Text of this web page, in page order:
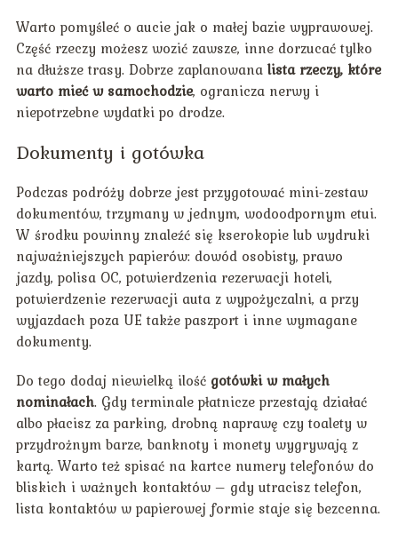
Warto pomyśleć o aucie jak o małej bazie wyprawowej.
Część rzeczy możesz wozić zawsze, inne dorzucać tylko
na dłuższe trasy. Dobrze zaplanowana lista rzeczy, które
warto mieć w samochodzie, ogranicza nerwy i
niepotrzebne wydatki po drodze.
Dokumenty i gotówka
Podczas podróży dobrze jest przygotować mini-zestaw
dokumentów, trzymany w jednym, wodoodpornym etui.
W środku powinny znaleźć się kserokopie lub wydruki
najważniejszych papierów: dowód osobisty, prawo
jazdy, polisa OC, potwierdzenia rezerwacji hoteli,
potwierdzenie rezerwacji auta z wypożyczalni, a przy
wyjazdach poza UE także paszport i inne wymagane
dokumenty.
Do tego dodaj niewielką ilość gotówki w małych
nominałach. Gdy terminale płatnicze przestają działać
albo płacisz za parking, drobną naprawę czy toalety w
przydrożnym barze, banknoty i monety wygrywają z
kartą. Warto też spisać na kartce numery telefonów do
bliskich i ważnych kontaktów – gdy utracisz telefon,
lista kontaktów w papierowej formie staje się bezcenna.